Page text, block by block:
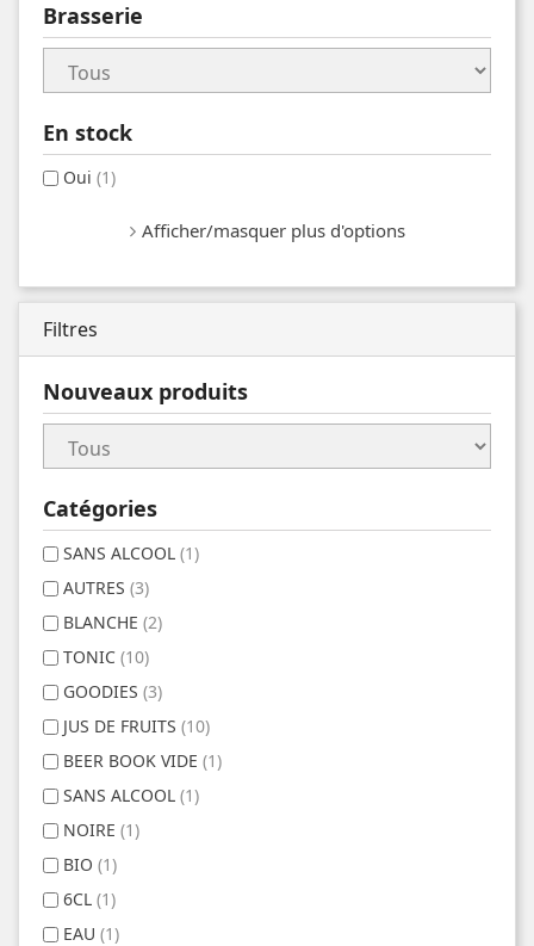
Brasserie
En stock
Oui (1)
Afficher/masquer plus d'options
Filtres
Nouveaux produits
Catégories
SANS ALCOOL (1)
AUTRES (3)
BLANCHE (2)
TONIC (10)
GOODIES (3)
JUS DE FRUITS (10)
BEER BOOK VIDE (1)
SANS ALCOOL (1)
NOIRE (1)
BIO (1)
6CL (1)
EAU (1)